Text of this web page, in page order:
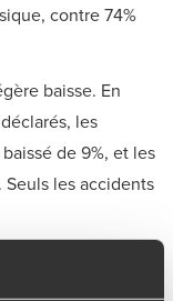
contre 74%
baisse. En
les
de 9%, et les
Seuls les accidents
a pesé sur les
directe, elles